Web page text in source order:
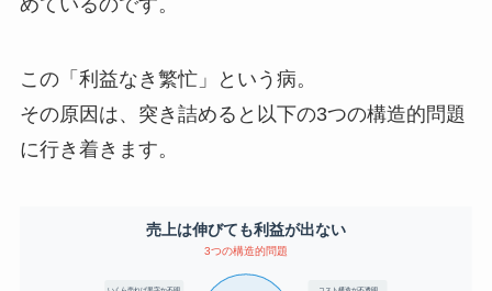
この「利益なき繁忙」という病。
その原因は、突き詰めると以下の3つの構造的問題
に行き着きます。